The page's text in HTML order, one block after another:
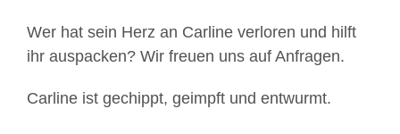
Wer hat sein Herz an Carline verloren und hilft
ihr auspacken? Wir freuen uns auf Anfragen.
Carline ist gechippt, geimpft und entwurmt.